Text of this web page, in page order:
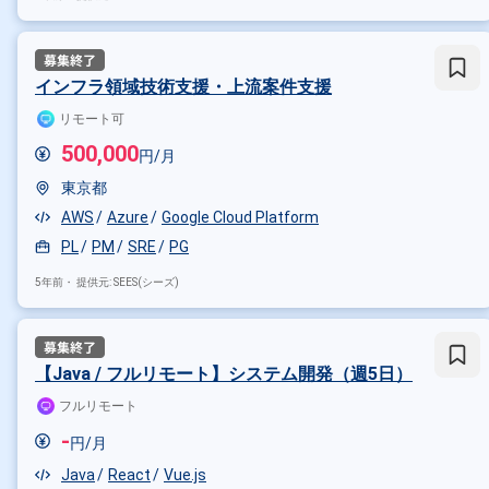
インフラ領域技術支援・上流案件支援
リモート可
500,000円/月
東京都
AWS
Azure
Google Cloud Platform
PL
PM SRE PG
5年前・ 提供元: SEES(シーズ)
【Java / フルリモート】システム開発（週5日）
フルリモート
-円/月
Java
React
Vue.js
その他開発言語・スキルから探す
AWS Terraform